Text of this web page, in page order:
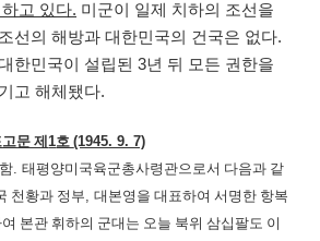
고 있다. 미군이 일제 치하의 조선을
선의 해방과 대한민국의 건국은 없다.
한민국이 설립된 3년 뒤
모든 권한을
고 해체됐다.
문 제1호(1945. 9. 7)
.태평양미국육군총사령관으로서 다음과 같
천황과 정부,대본영을 대표하여 서명한 항복
본관 휘하의 군대는 오늘 북위 삼십팔도 이